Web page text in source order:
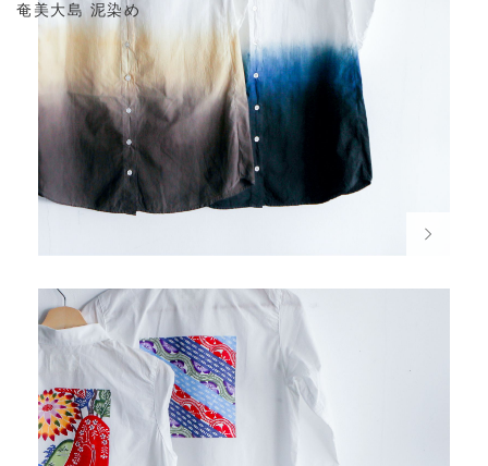
奄美大島 泥染め